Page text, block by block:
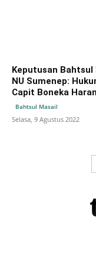
Keputusan Bahtsul
NU Sumenep:
Capit Boneka
Bahtsul Masail
Selasa, 9 Agustus 2022